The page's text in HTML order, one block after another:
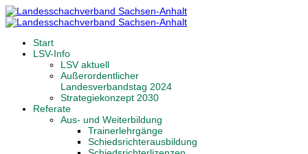
Start
LSV-Info
LSV aktuell
Außerordentlicher
Landesverbandstag 2024
Strategiekonzept 2030
Referate
Aus- und Weiterbildung
Trainerlehrgänge
Schiedsrichterausbildung